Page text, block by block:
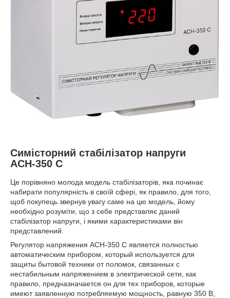
Симісторний стабілізатор напруги
АСН-350 С
Це порівняно молода модель стабілізаторів, яка починає
набирати популярність в своїй сфері, як правило, для того,
щоб покупець звернув увагу саме на цю модель, йому
необхідно розуміти, що з себе представляє даний
стабілізатор напруги, і якими характеристиками він
представлений.
Регулятор напряжения АСН-350 С является полностью
автоматическим прибором, который используется для
защиты бытовой техники от поломок, связанных с
нестабильным напряжением в электрической сети, как
правило, предназначается он для тех приборов, которые
имеют заявленную потребляемую мощность, равную 350 В,